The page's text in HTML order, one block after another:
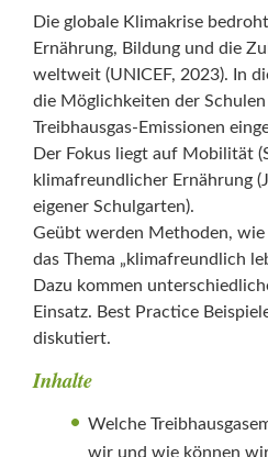
Die globale Klimakrise
Ernährung, Bildung und die
weltweit (UNICEF, 2023). In
die Möglichkeiten der
Treibhausgas-Emissionen
Der Fokus liegt auf Mobilität
klimafreundlicher Ernährung
eigener Schulgarten).
Geübt werden Methoden,
das Thema „klimafreundlich
Dazu kommen
Einsatz. Best Practice
diskutiert.
Inhalte
Welche
wir und wie können